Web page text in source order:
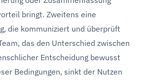
bringt. Zweitens eine
die kommuniziert und überprüft
das den Unterschied zwischen
Entscheidung bewusst
Bedingungen, sinkt der Nutzen